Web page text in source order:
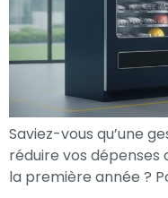
Saviez-vous qu’une
réduire vos dépenses
la première année ?
sont
nécessaires au
fonctionnement
du site Web.
Statistiques
Afin que nous